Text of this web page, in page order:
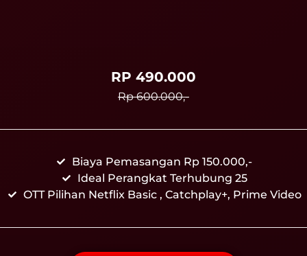
RP 490.000
Rp 600.000,-
Biaya Pemasangan Rp 150.000,-
Ideal Perangkat Terhubung 25
OTT Pilihan Netflix Basic , Catchplay+, Prime Video